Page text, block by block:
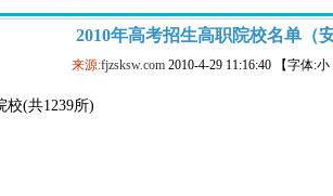
2010年高考招生高职院校名单（
来源:fjzsksw.com 2010-4-29 11:16:40 【字体:
(共1239所)